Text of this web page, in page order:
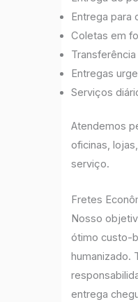
Entrega para
Coletas em
Entregas
Serviços
Atendemos
oficinas,
serviço.
Fretes
Nosso
ótimo custo-
humanizado.
entrega